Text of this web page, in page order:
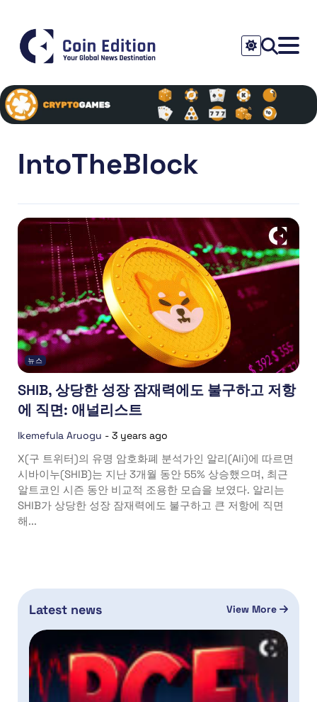
IntoTheBlock
뉴스
SHIB, 상당한 성장 잠재력에도 불구하고 저항
에 직면: 애널리스트
Ikemefula Aruogu - 3 years ago
X(구 트위터)의 유명 암호화폐 분석가인 알리(Ali)에 따르면
시바이누(SHIB)는 지난 3개월 동안 55% 상승했으며, 최근
알트코인 시즌 동안 비교적 조용한 모습을 보였다. 알리는
SHIB가 상당한 성장 잠재력에도 불구하고 큰 저항에 직면
해...
Latest news View More